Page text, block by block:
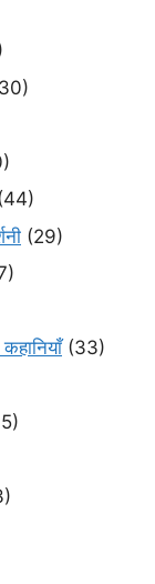
(29)
(33)